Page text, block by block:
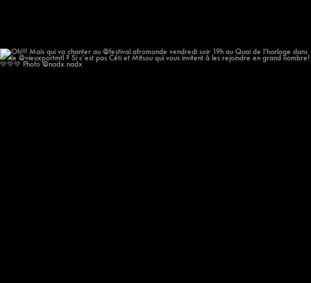
Oh!!! Mais qui va chanter au @festival.afromonde